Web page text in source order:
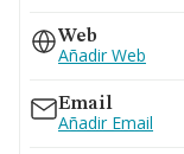
Web
Añadir Web
Email
Añadir Email